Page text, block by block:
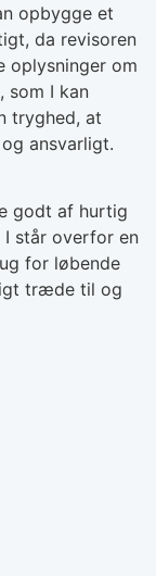
opbygge et
da revisoren
oplysninger om
som I kan
tryghed, at
ansvarligt.
godt af hurtig
står overfor en
for løbende
træde til og